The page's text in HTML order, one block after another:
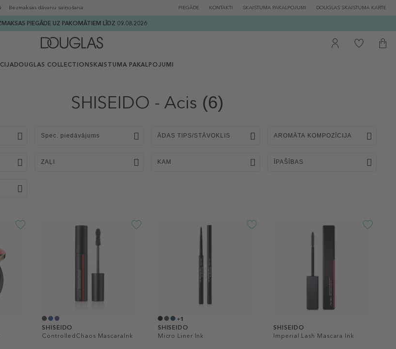
Bezmaksas dāvanu saiņošana PIEGĀDE KONTAKTI SKAISTUMA PAKALPOJUMI DOUGLAS SKAISTUMA KARTE
PIEGĀDE UZ PAKOMĀTIEM LĪDZ 09.08.2026
DOUGLAS COLLECTION SKAISTUMA PAKALPOJUMI
SHISEIDO - Acis (6)
Spec. piedāvājums ĀDAS TIPS/STĀVOKLIS AROMĀTA KOMPOZĪCIJA
ZAĻI KAM ĪPAŠĪBAS
SHISEIDO
ControlledChaos MascaraInk
+1
SHISEIDO
Micro Liner Ink
SHISEIDO
Imperial Lash Mascara Ink